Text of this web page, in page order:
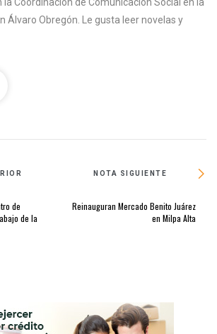
Álvaro Obregón. Le gusta leer novelas y
de
de la
NOTA SIGUIENTE
Reinauguran Mercado Benito Juárez
en Milpa Alta